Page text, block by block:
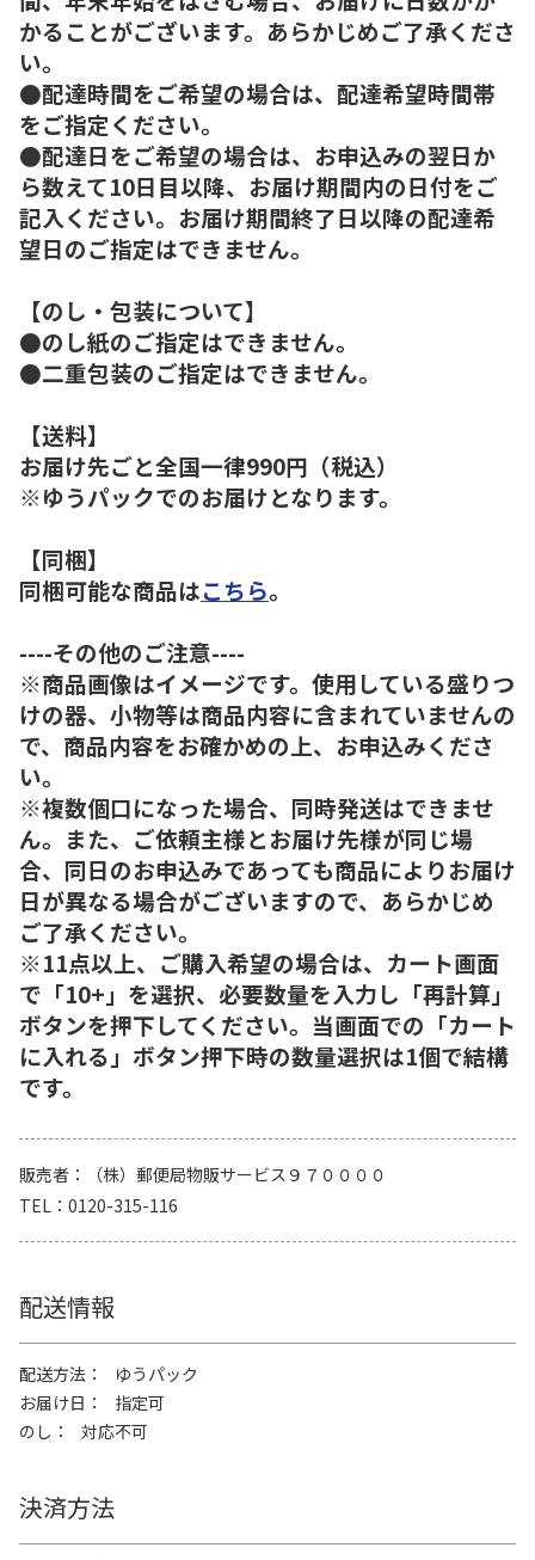
かることがございます。あらかじめご了承くださ
い。
●配達時間をご希望の場合は、配達希望時間帯
をご指定ください。
●配達日をご希望の場合は、お申込みの翌日か
ら数えて10日目以降、お届け期間内の日付をご
記入ください。お届け期間終了日以降の配達希
望日のご指定はできません。
【のし・包装について】
●のし紙のご指定はできません。
●二重包装のご指定はできません。
【送料】
お届け先ごと全国一律990円（税込）
※ゆうパックでのお届けとなります。
【同梱】
同梱可能な商品はこちら。
----その他のご注意----
※商品画像はイメージです。使用している盛りつ
けの器、小物等は商品内容に含まれていませんの
で、商品内容をお確かめの上、お申込みくださ
い。
※複数個口になった場合、同時発送はできませ
ん。また、ご依頼主様とお届け先様が同じ場
合、同日のお申込みであっても商品によりお届け
日が異なる場合がございますので、あらかじめ
ご了承ください。
※11点以上、ご購入希望の場合は、カート画面
で「10+」を選択、必要数量を入力し「再計算」
ボタンを押下してください。当画面での「カート
に入れる」ボタン押下時の数量選択は1個で結構
です。
販売者
（株）郵便局物販サービス９７００００
TEL
0120-315-116
配送情報
配送方法
ゆうパック
お届け日
指定可
のし
対応不可
決済方法